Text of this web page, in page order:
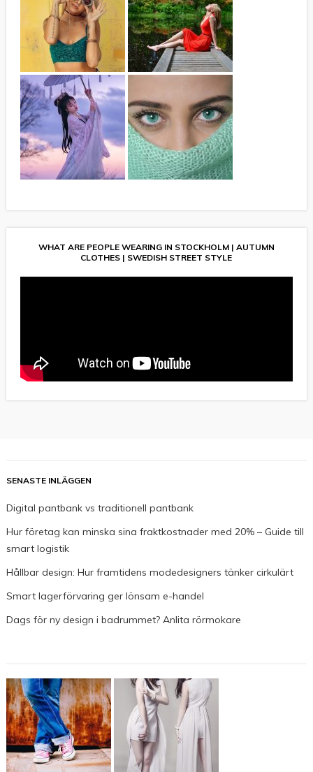
WHAT ARE PEOPLE WEARING IN STOCKHOLM | AUTUMN
CLOTHES | SWEDISH STREET STYLE
SENASTE INLÄGGEN
Digital pantbank vs traditionell pantbank
Hur företag kan minska sina fraktkostnader med 20% – Guide till
smart logistik
Hållbar design: Hur framtidens modedesigners tänker cirkulärt
Smart lagerförvaring ger lönsam e-handel
Dags för ny design i badrummet? Anlita rörmokare